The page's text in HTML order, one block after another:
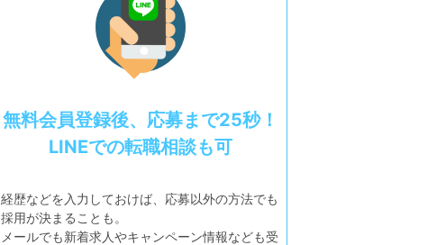
無料会員登録後、応募まで25秒！
LINEでの転職相談も可
経歴などを入力しておけば、応募以外の方法でも
採用が決まることも。
メールでも新着求人やキャンペーン情報なども受